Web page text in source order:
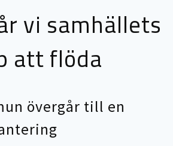
vi samhällets
att flöda